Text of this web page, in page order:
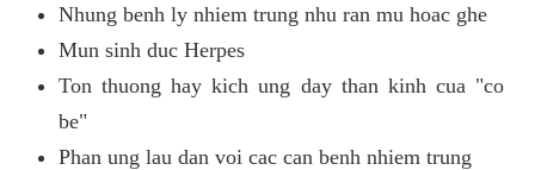
Nhung benh ly nhiem trung nhu ran mu hoac ghe
Mun sinh duc Herpes
Ton thuong hay kich ung day than kinh cua "co
be"
Phan ung lau dan voi cac can benh nhiem trung